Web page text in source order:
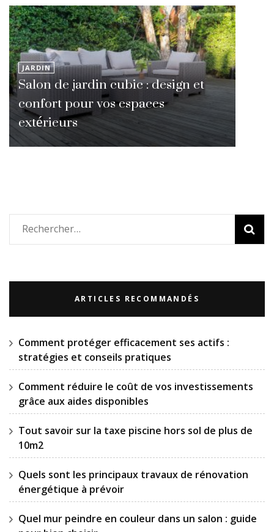
JARDIN
Salon de jardin cubic : design et
confort pour vos espaces
extérieurs
Rechercher :
ARTICLES RECOMMANDÉS
Comment protéger efficacement ses actifs :
stratégies et conseils pratiques
Comment réduire le coût de vos investissements
grâce aux aides disponibles
Tout savoir sur la taxe piscine hors sol de plus de
10m2
Quels sont les principaux travaux de rénovation
énergétique à prévoir
Quel mur peindre en couleur dans un salon : guide